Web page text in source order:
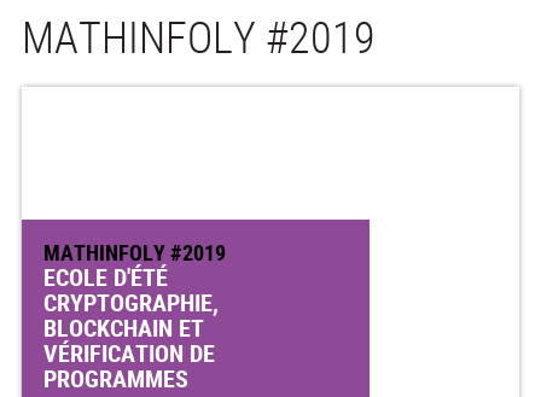
MATHINFOLY #2019
MATHINFOLY #2019
ECOLE D'ÉTÉ
CRYPTOGRAPHIE,
BLOCKCHAIN ET
VÉRIFICATION DE
PROGRAMMES